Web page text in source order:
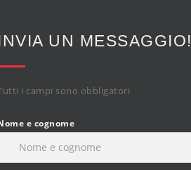
UN MESSAGGIO!
i campi sono obbligatori
e cognome